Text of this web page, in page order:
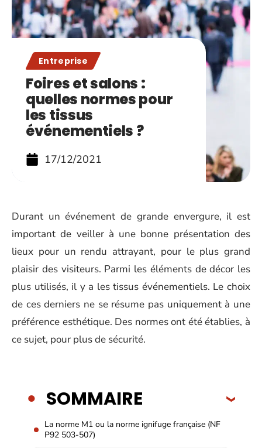
Entreprise
Foires et salons :
quelles normes pour
les tissus
événementiels ?
17/12/2021
Durant un événement de grande envergure, il est
important de veiller à une bonne présentation des
lieux pour un rendu attrayant, pour le plus grand
plaisir des visiteurs. Parmi les éléments de décor les
plus utilisés, il y a les tissus événementiels. Le choix
de ces derniers ne se résume pas uniquement à une
préférence esthétique. Des normes ont été établies, à
ce sujet, pour plus de sécurité.
SOMMAIRE
La norme M1 ou la norme ignifuge française (NF
P92 503-507)